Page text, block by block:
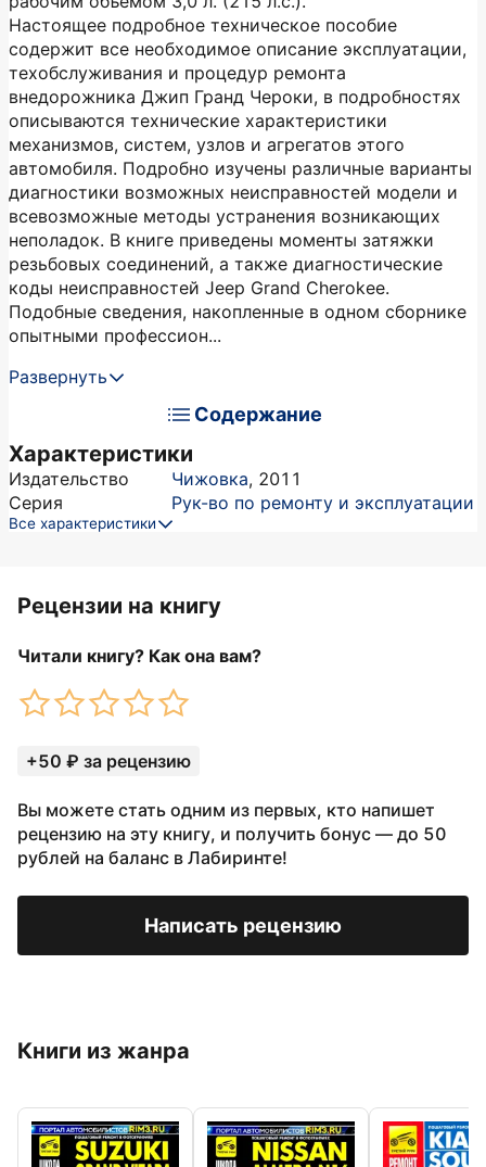
Настоящее подробное техническое пособие
содержит все необходимое описание эксплуатации,
техобслуживания и процедур ремонта
внедорожника Джип Гранд Чероки, в подробностях
описываются технические характеристики
механизмов, систем, узлов и агрегатов этого
автомобиля. Подробно изучены различные варианты
диагностики возможных неисправностей модели и
всевозможные методы устранения возникающих
неполадок. В книге приведены моменты затяжки
резьбовых соединений, а также диагностические
коды неисправностей Jeep Grand Cherokee.
Подобные сведения, накопленные в одном сборнике
опытными профессион...
Развернуть
Содержание
Характеристики
Издательство Чижовка, 2011
Серия
Рук-во по ремонту и эксплуатации
Все характеристики
Рецензии на книгу
Читали книгу? Как она вам?
+50 ₽ за рецензию
Вы можете стать одним из первых, кто напишет
рецензию на эту книгу, и получить бонус — до 50
рублей на баланс в Лабиринте!
Написать рецензию
Книги из жанра